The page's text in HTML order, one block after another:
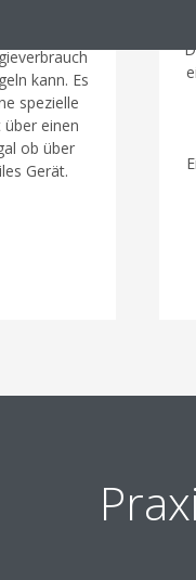
für
kann. Es
spezielle
einen
ob über
Gerät.